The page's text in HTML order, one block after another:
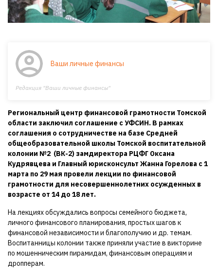
Ваши личные финансы
Редакция "Ваши личные финансы"
Региональный центр финансовой грамотности Томской
области заключил соглашение с УФСИН. В рамках
соглашения о сотрудничестве на базе Средней
общеобразовательной школы Томской воспитательной
колонии №2 (ВК-2) замдиректора РЦФГ Оксана
Кудрявцева и Главный юрисконсульт Жанна Горелова с 1
марта по 29 мая провели лекции по финансовой
грамотности для несовершеннолетних осужденных в
возрасте от 14 до 18 лет.
На лекциях обсуждались вопросы семейного бюджета,
личного финансового планирования, простых шагов к
финансовой независимости и благополучию и др. темам.
Воспитанницы колонии также приняли участие в викторине
по мошенническим пирамидам, финансовым операциям и
дропперам.